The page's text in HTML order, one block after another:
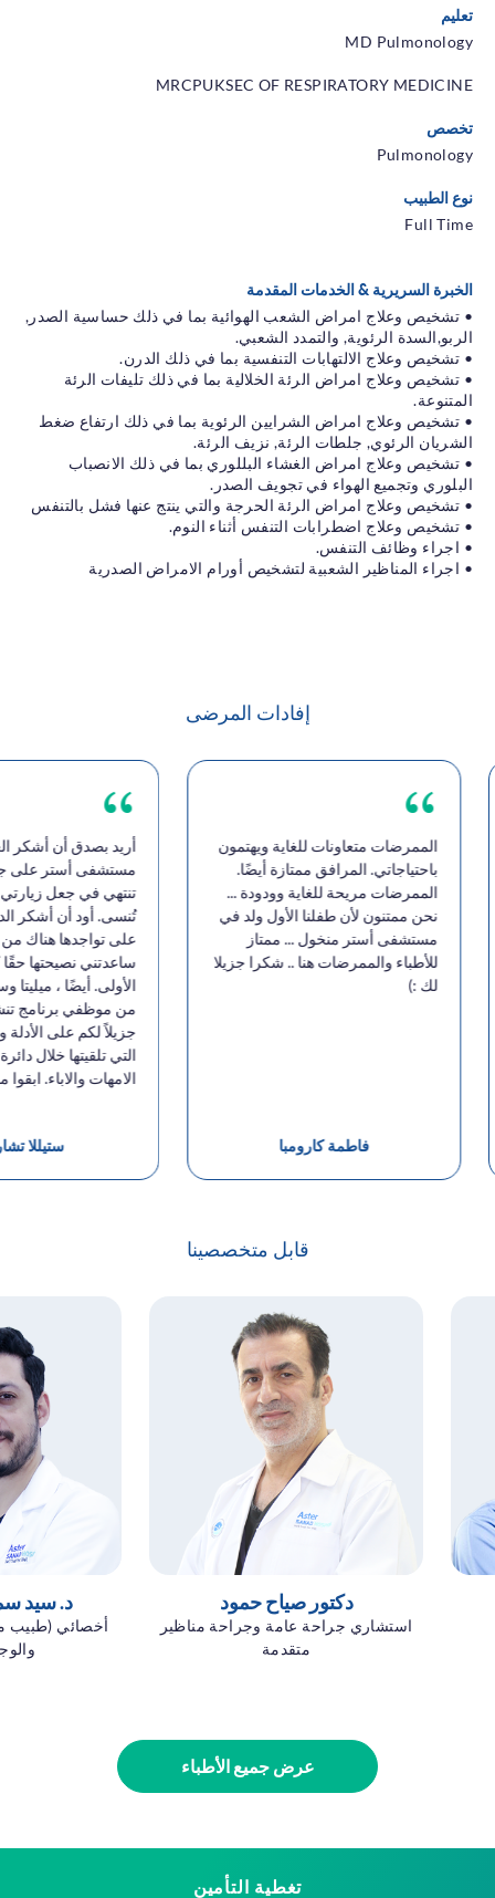
تعليم
MD Pulmonology
MRCPUKSEC OF RESPIRATORY MEDICINE
تخصص
Pulmonology
نوع الطبيب
Full Time
الخبرة السريرية & الخدمات المقدمة
• تشخيص وعلاج امراض الشعب الهوائية بما في ذلك حساسية الصدر,
الربو,السدة الرئوية, والتمدد الشعبي.
• تشخيص وعلاج الالتهابات التنفسية بما في ذلك الدرن.
• تشخيص وعلاج امراض الرئة الخلالية بما في ذلك تليفات الرئة
المتنوعة.
• تشخيص وعلاج امراض الشرايين الرئوية بما في ذلك ارتفاع ضغط
الشريان الرئوي, جلطات الرئة, نزيف الرئة.
• تشخيص وعلاج امراض الغشاء البللوري بما في ذلك الانصباب
البلوري وتجميع الهواء في تجويف الصدر.
• تشخيص وعلاج امراض الرئة الحرجة والتي ينتج عنها فشل بالتنفس
• تشخيص وعلاج اضطرابات التنفس أثناء النوم.
• اجراء وظائف التنفس.
• اجراء المناظير الشعبية لتشخيص أورام الامراض الصدرية
إفادات المرضى
الممرضات متعاونات للغاية ويهتمون
باحتياجاتي. المرافق ممتازة أيضًا.
الممرضات مريحة للغاية وودودة ...
نحن ممتنون لأن طفلنا الأول ولد في
مستشفى أستر منخول ... ممتاز
للأطباء والممرضات هنا .. شكرا جزيلا
لك :)
فاطمة كارومبا
أريد بصدق أن أشكر
مستشفى أستر على
تنتهي في جعل زيارتي
تُنسى. أود أن أشكر
على تواجدها هناك من
ساعدتني نصيحتها حقًا
الأولى. أيضًا ، ميليتا
من موظفي برنامج
جزيلاً لكم على الأدلة
التي تلقيتها خلال
الامهات والاباء. ابقوا
ستيللا
قابل متخصصينا
دكتور صياح حمود
استشاري جراحة عامة وجراحة مناظير
متقدمة
د. سيد
أخصائي (طبيب
عرض جميع الأطباء
تغطية التأمين